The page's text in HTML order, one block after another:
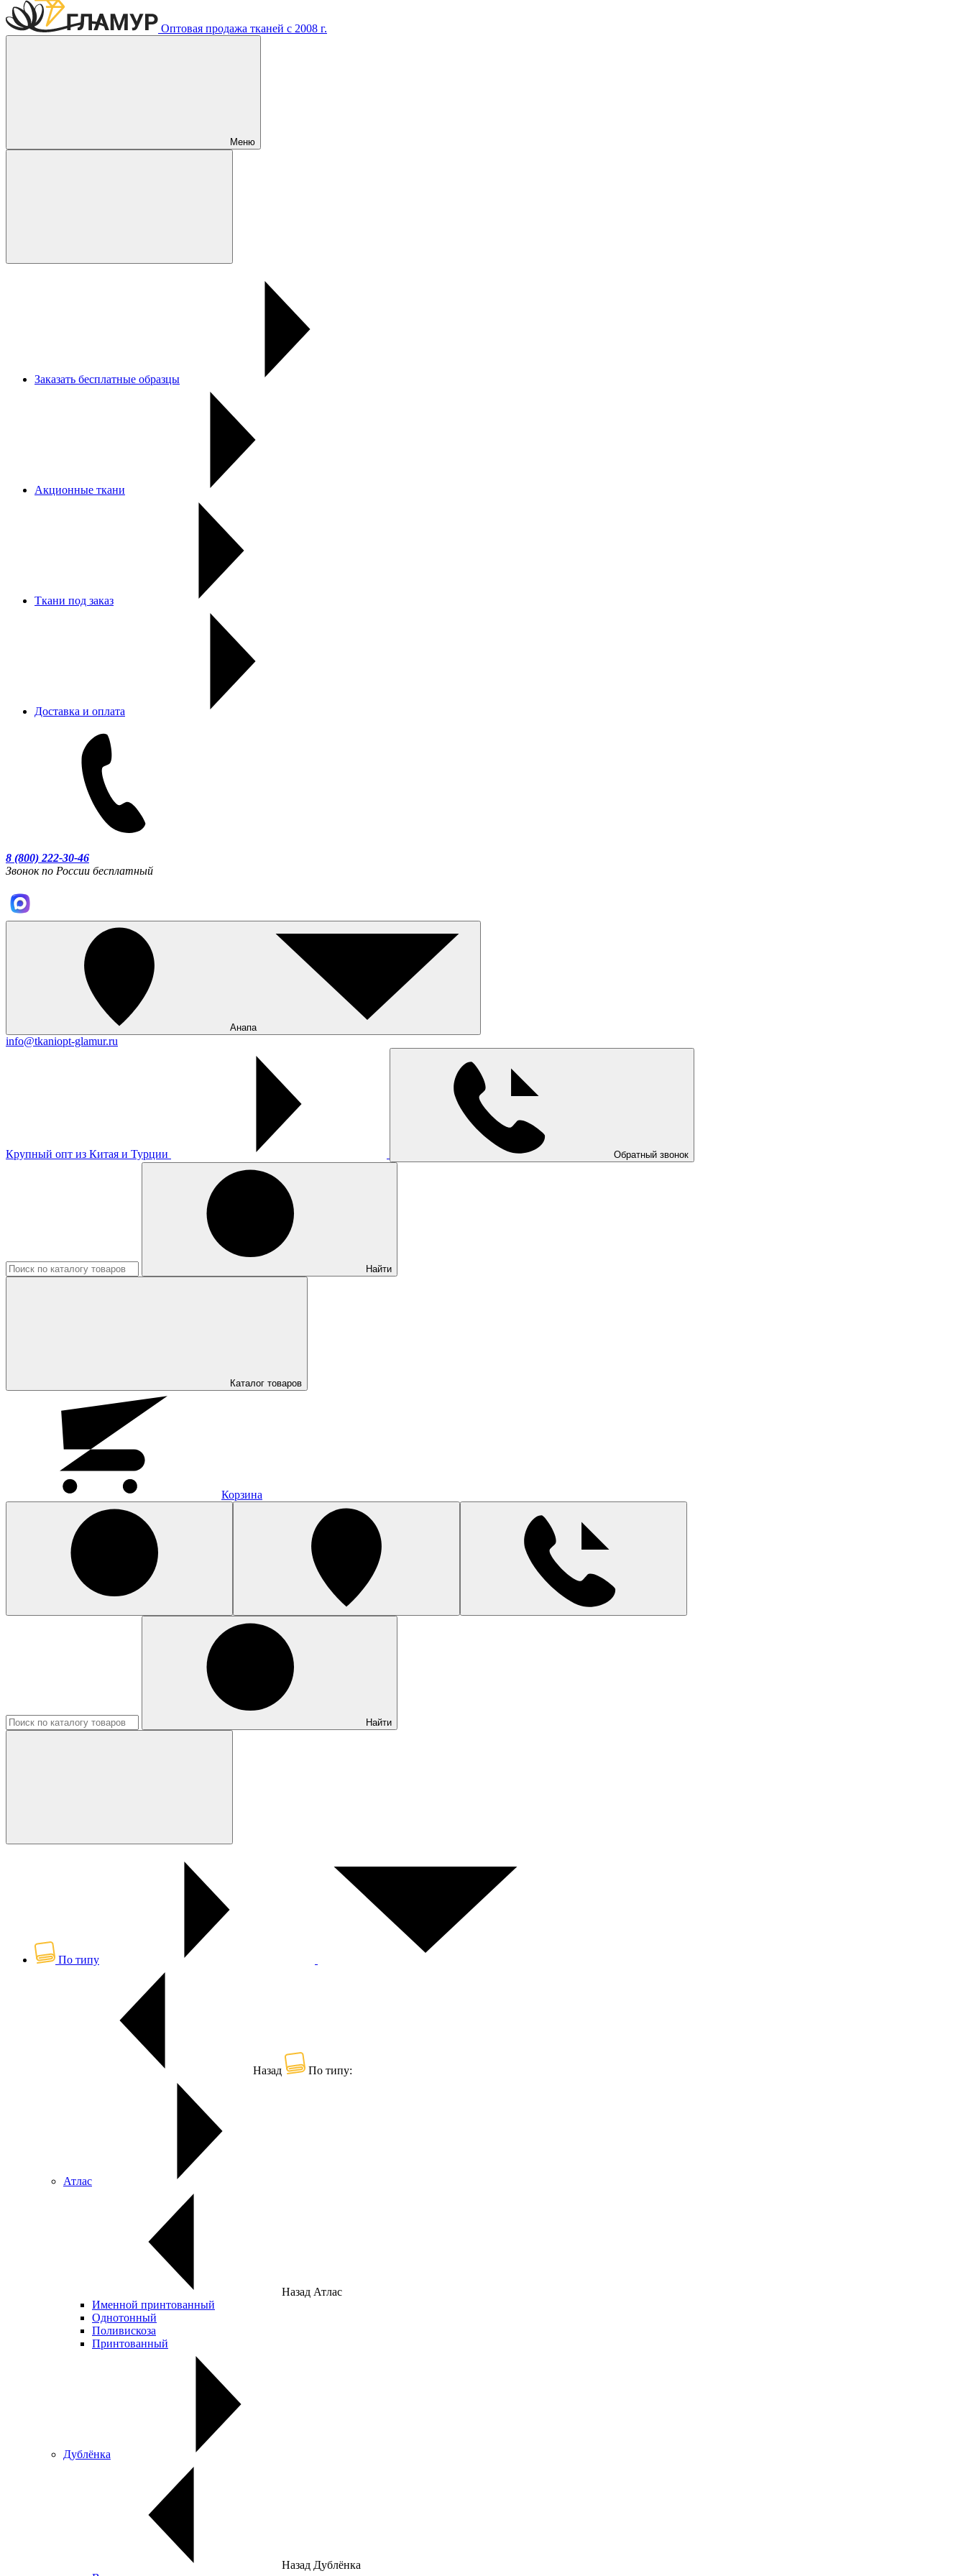
Оптовая продажа тканей с 2008 г.
Меню
Заказать бесплатные образцы
Акционные ткани
Ткани под заказ
Доставка и оплата
8 (800) 222-30-46
Звонок по России бесплатный
Анапа
info@tkaniopt-glamur.ru
Крупный опт из Китая и Турции Обратный звонок
Найти
Каталог товаров
Корзина
Найти
По типу
Назад По типу:
Атлас
Назад Атлас
Именной принтованный
Однотонный
Поливискоза
Принтованный
Дублёнка
Назад Дублёнка